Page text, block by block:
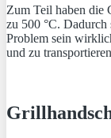
Zum Teil haben die
zu 500 °C. Dadurch
Problem sein
und zu